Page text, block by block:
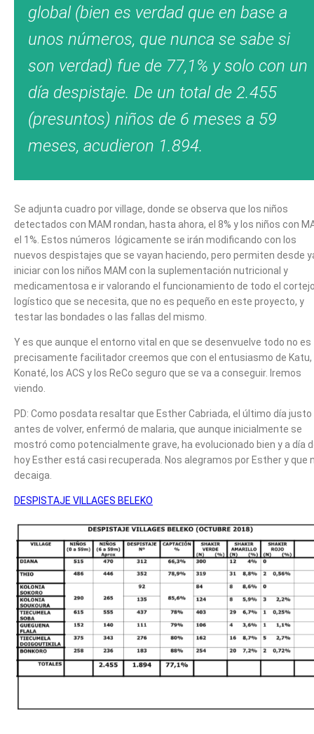
global (bien es verdad que en base a
unos números, que nunca se sabe si
son verdad) fue de 77,1% y solo con un
día despistaje. De un total de 2.455
(presuntos) niños de 6 meses a 59
meses, acudieron 1.894.
Se adjunta cuadro por village, donde se observa que los niños
detectados con MAM rondan, hasta ahora, el 8% y los niños con
el 1%. Estos números lógicamente se irán modificando con los
nuevos despistajes que se vayan haciendo, pero permiten desde
iniciar con los niños MAM con la suplementación nutricional y
medicamentosa e ir valorando el funcionamiento de todo el
logístico que se necesita, que no es pequeño en este proyecto, y
testar las bondades o las fallas del mismo.
Y es que aunque el entorno vital en que se desenvuelve todo no es
precisamente facilitador creemos que con el entusiasmo de Katu,
Konaté, los ACS y los ReCo seguro que se va a conseguir. Iremos
viendo.
PD: Como posdata resaltar que Esther Cabriada, el último día justo
antes de volver, enfermó de malaria, que aunque inicialmente se
mostró como potencialmente grave, ha evolucionado bien y a día
hoy Esther está casi recuperada. Nos alegramos por Esther y que
decaiga.
DESPISTAJE VILLAGES BELEKO